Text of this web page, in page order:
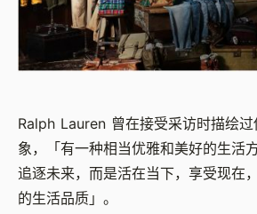
Ralph Lauren 曾在接受采访时描绘
象，「有一种相当优雅和美好的生活
追逐未来，而是活在当下，享受现在
的生活品质」。